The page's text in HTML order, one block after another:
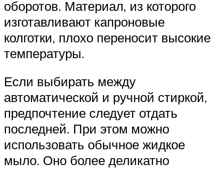
оборотов. Материал, из которого
изготавливают капроновые
колготки, плохо переносит высокие
температуры.
Если выбирать между
автоматической и ручной стиркой,
предпочтение следует отдать
последней. При этом можно
использовать обычное жидкое
мыло. Оно более деликатно